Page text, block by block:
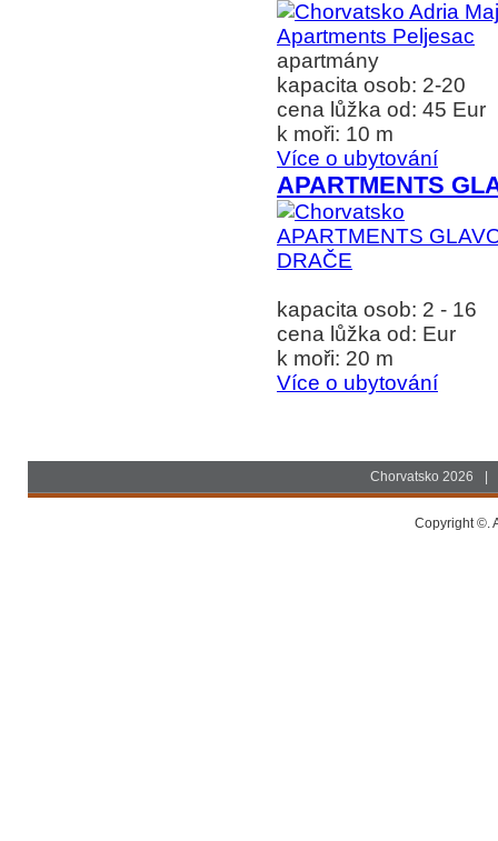
apartmány
kapacita osob: 2-20
cena lůžka od: 45 Eur
k moři: 10 m
Více o ubytování
APARTMENTS
kapacita osob: 2 - 16
cena lůžka od: Eur
k moři: 20 m
Více o ubytování
Chorvatsko 2026
Copyright ©.